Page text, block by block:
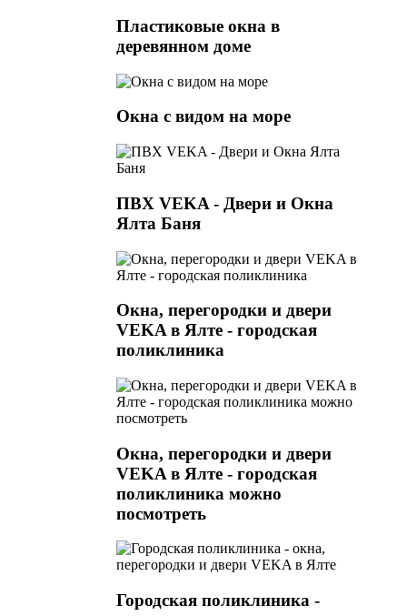
Пластиковые окна в
деревянном доме
Окна с видом на море
ПВХ VEKA - Двери и Окна
Ялта Баня
Окна, перегородки и двери
VEKA в Ялте - городская
поликлиника
Окна, перегородки и двери
VEKA в Ялте - городская
поликлиника можно
посмотреть
Городская поликлиника -